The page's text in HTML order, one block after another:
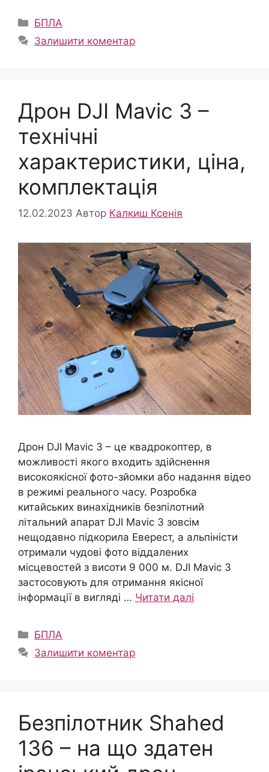
Категорії
БПЛА
Залишити коментар
Дрон DJI Mavic 3 –
технічні
характеристики, ціна,
комплектація
12.02.2023 Автор Калкиш Ксенія
Дрон DJI Mavic 3 – це квадрокоптер, в
можливості якого входить здійснення
високоякісної фото-зйомки або надання відео
в режимі реального часу. Розробка
китайських винахідників безпілотний
літальний апарат DJI Mavic 3 зовсім
нещодавно підкорила Еверест, а альпіністи
отримали чудові фото віддалених
місцевостей з висоти 9 000 м. DJI Mavic 3
застосовують для отримання якісної
інформації в вигляді … Читати далі
Категорії
БПЛА
Залишити коментар
Безпілотник Shahed
136 – на що здатен